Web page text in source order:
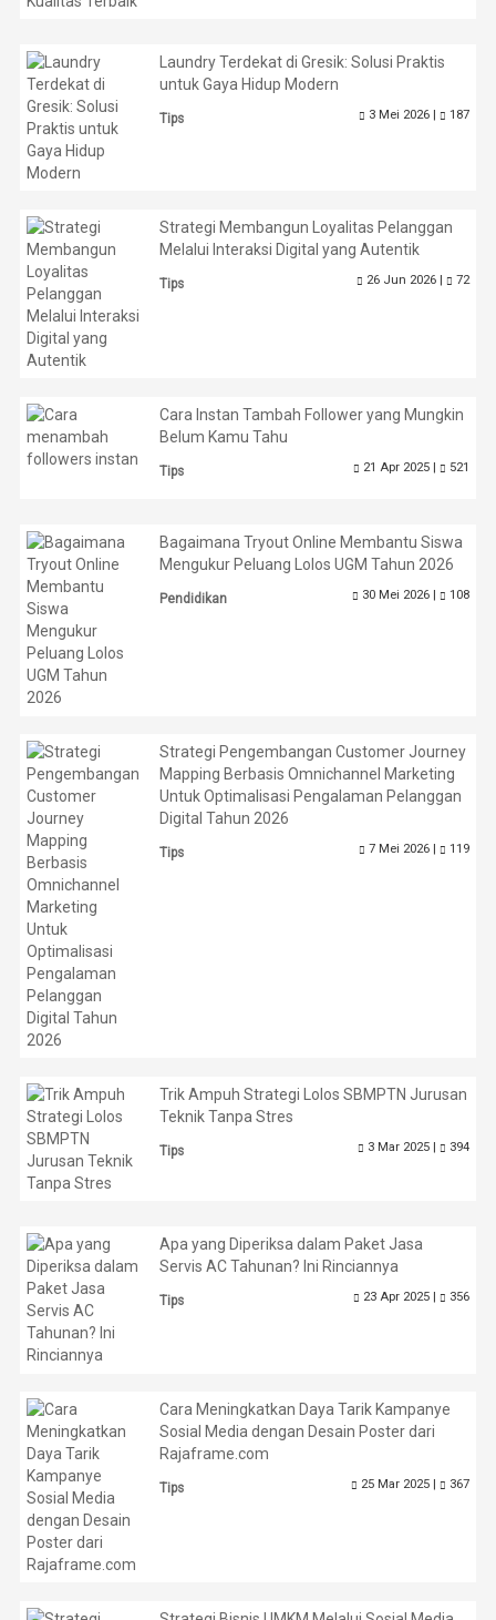
Laundry Terdekat di Gresik: Solusi Praktis
untuk Gaya Hidup Modern
Tips 3 Mei 2026 | 187
Strategi Membangun Loyalitas Pelanggan
Melalui Interaksi Digital yang Autentik
Tips 26 Jun 2026 | 72
Cara Instan Tambah Follower yang Mungkin
Belum Kamu Tahu
Tips 21 Apr 2025 | 521
Bagaimana Tryout Online Membantu Siswa
Mengukur Peluang Lolos UGM Tahun 2026
Pendidikan 30 Mei 2026 | 108
Strategi Pengembangan Customer Journey
Mapping Berbasis Omnichannel Marketing
Untuk Optimalisasi Pengalaman Pelanggan
Digital Tahun 2026
Tips 7 Mei 2026 | 119
Trik Ampuh Strategi Lolos SBMPTN Jurusan
Teknik Tanpa Stres
Tips 3 Mar 2025 | 394
Apa yang Diperiksa dalam Paket Jasa
Servis AC Tahunan? Ini Rinciannya
Tips 23 Apr 2025 | 356
Cara Meningkatkan Daya Tarik Kampanye
Sosial Media dengan Desain Poster dari
Rajaframe.com
Tips 25 Mar 2025 | 367